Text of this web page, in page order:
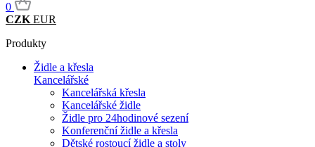
0
CZK EUR
Produkty
Židle a křesla
Kancelářské
Kancelářská křesla
Kancelářské židle
Židle pro 24hodinové sezení
Konferenční židle a křesla
Dětské rostoucí židle a stoly